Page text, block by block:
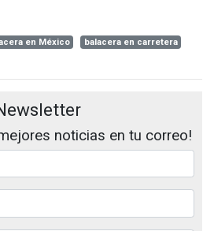
en México
balacera en carretera
noticias en tu correo!